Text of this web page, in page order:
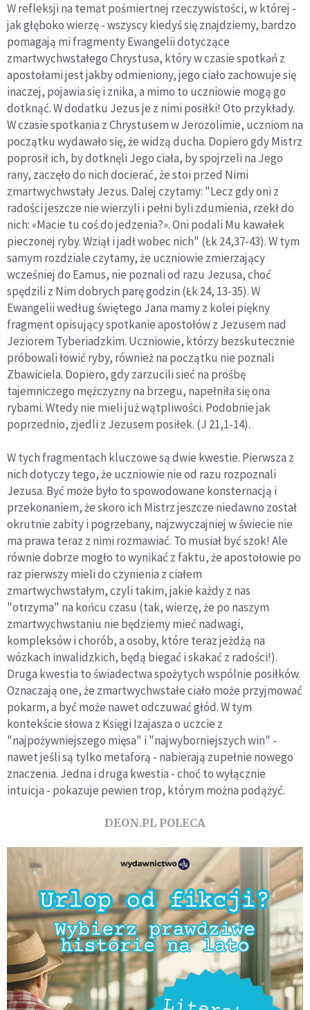
W refleksji na temat pośmiertnej rzeczywistości, w której -
jak głęboko wierzę - wszyscy kiedyś się znajdziemy, bardzo
pomagają mi fragmenty Ewangelii dotyczące
zmartwychwstałego Chrystusa, który w czasie spotkań z
apostołami jest jakby odmieniony, jego ciało zachowuje się
inaczej, pojawia się i znika, a mimo to uczniowie mogą go
dotknąć. W dodatku Jezus je z nimi posiłki! Oto przykłady.
W czasie spotkania z Chrystusem w Jerozolimie, uczniom na
początku wydawało się, że widzą ducha. Dopiero gdy Mistrz
poprosił ich, by dotknęli Jego ciała, by spojrzeli na Jego
rany, zaczęło do nich docierać, że stoi przed Nimi
zmartwychwstały Jezus. Dalej czytamy: "Lecz gdy oni z
radości jeszcze nie wierzyli i pełni byli zdumienia, rzekł do
nich: «Macie tu coś do jedzenia?». Oni podali Mu kawałek
pieczonej ryby. Wziął i jadł wobec nich" (Łk 24,37-43). W tym
samym rozdziale czytamy, że uczniowie zmierzający
wcześniej do Eamus, nie poznali od razu Jezusa, choć
spędzili z Nim dobrych parę godzin (Łk 24, 13-35). W
Ewangelii według świętego Jana mamy z kolei piękny
fragment opisujący spotkanie apostołów z Jezusem nad
Jeziorem Tyberiadzkim. Uczniowie, którzy bezskutecznie
próbowali łowić ryby, również na początku nie poznali
Zbawiciela. Dopiero, gdy zarzucili sieć na prośbę
tajemniczego mężczyzny na brzegu, napełniła się ona
rybami. Wtedy nie mieli już wątpliwości. Podobnie jak
poprzednio, zjedli z Jezusem posiłek. (J 21,1-14).
W tych fragmentach kluczowe są dwie kwestie. Pierwsza z
nich dotyczy tego, że uczniowie nie od razu rozpoznali
Jezusa. Być może było to spowodowane konsternacją i
przekonaniem, że skoro ich Mistrz jeszcze niedawno został
okrutnie zabity i pogrzebany, najzwyczajniej w świecie nie
ma prawa teraz z nimi rozmawiać. To musiał być szok! Ale
równie dobrze mogło to wynikać z faktu, że apostołowie po
raz pierwszy mieli do czynienia z ciałem
zmartwychwstałym, czyli takim, jakie każdy z nas
"otrzyma" na końcu czasu (tak, wierzę, że po naszym
zmartwychwstaniu nie będziemy mieć nadwagi,
kompleksów i chorób, a osoby, które teraz jeżdżą na
wózkach inwalidzkich, będą biegać i skakać z radości!).
Druga kwestia to świadectwa spożytych wspólnie posiłków.
Oznaczają one, że zmartwychwstałe ciało może przyjmować
pokarm, a być może nawet odczuwać głód. W tym
kontekście słowa z Księgi Izajasza o uczcie z
"najpożywniejszego mięsa" i "najwyborniejszych win" -
nawet jeśli są tylko metaforą - nabierają zupełnie nowego
znaczenia. Jedna i druga kwestia - choć to wyłącznie
intuicja - pokazuje pewien trop, którym można podążyć.
DEON.PL POLECA